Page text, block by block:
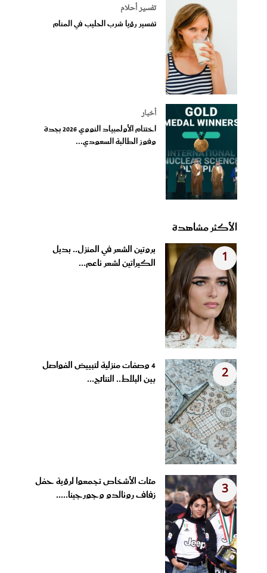
تفسير أحلام
تفسير رؤيا شرب الحليب في المنام
أخبار
اختتام الأولمبياد النووي 2026 بجدة
وفوز الطالبة السعودي...
الأكثر مشاهدة
1
بروتين الشعر في المنزل.. بديل
الكيراتين لشعر ناعم...
2
4 وصفات منزلية لتبييض الفواصل
بين البلاط.. النتائج...
3
مئات الأشخاص تجمعوا لرؤية حفل
زفاف رونالدو وجورجينا.....